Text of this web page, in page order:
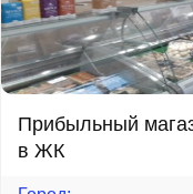
Прибыльный
в ЖК